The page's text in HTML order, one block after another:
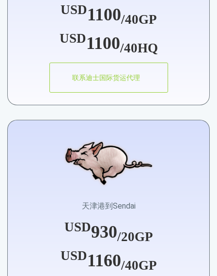
USD1100/40GP
USD1100/40HQ
联系迪士国际货运代理
天津港到Sendai
USD930/20GP
USD1160/40GP